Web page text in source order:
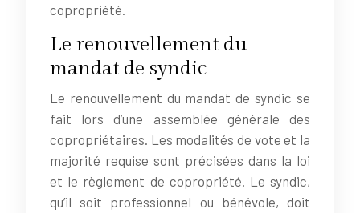
copropriété.
Le renouvellement du
mandat de syndic
Le renouvellement du mandat de syndic se
fait lors d’une assemblée générale des
copropriétaires. Les modalités de vote et la
majorité requise sont précisées dans la loi
et le règlement de copropriété. Le syndic,
qu’il soit professionnel ou bénévole, doit